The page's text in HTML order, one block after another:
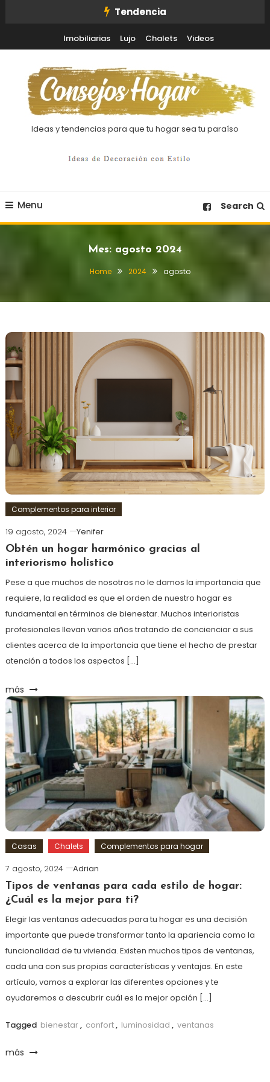
Tendencia
Imobiliarias Lujo Chalets Videos
Ideas y tendencias para que tu hogar sea tu paraíso
Menu Search
Mes: agosto 2024
Home 2024 agosto
Complementos para interior
19 agosto, 2024
Yenifer
Obtén un hogar harmónico gracias al
interiorismo holístico
Pese a que muchos de nosotros no le damos la importancia que
requiere, la realidad es que el orden de nuestro hogar es
fundamental en términos de bienestar. Muchos interioristas
profesionales llevan varios años tratando de concienciar a sus
clientes acerca de la importancia que tiene el hecho de prestar
atención a todos los aspectos […]
más
Casas Chalets Complementos para hogar
7 agosto, 2024
Adrian
Tipos de ventanas para cada estilo de hogar:
¿Cuál es la mejor para ti?
Elegir las ventanas adecuadas para tu hogar es una decisión
importante que puede transformar tanto la apariencia como la
funcionalidad de tu vivienda. Existen muchos tipos de ventanas,
cada una con sus propias características y ventajas. En este
artículo, vamos a explorar las diferentes opciones y te
ayudaremos a descubrir cuál es la mejor opción […]
Tagged bienestar, confort, luminosidad , ventanas
más